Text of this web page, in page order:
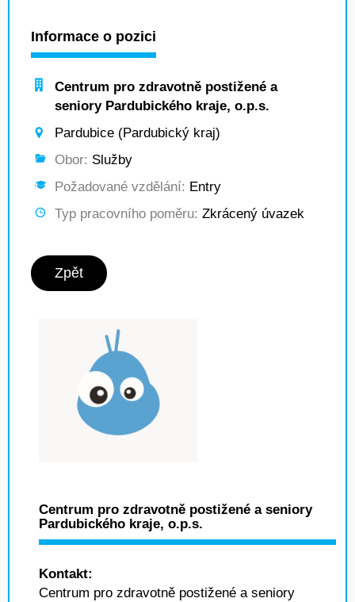
Informace o pozici
Centrum pro zdravotně postižené a
seniory Pardubického kraje, o.p.s.
Pardubice (Pardubický kraj)
Obor: Služby
Požadované vzdělání: Entry
Typ pracovního poměru: Zkrácený úvazek
Zpět
Centrum pro zdravotně postižené a seniory
Pardubického kraje, o.p.s.
Kontakt:
Centrum pro zdravotně postižené a seniory